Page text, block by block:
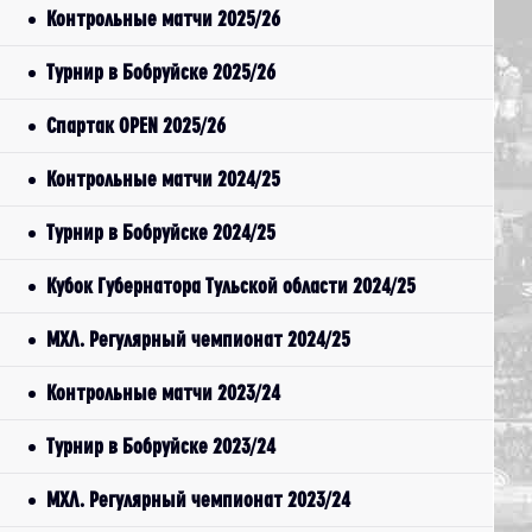
Контрольные матчи 2025/26
Турнир в Бобруйске 2025/26
Спартак OPEN 2025/26
Контрольные матчи 2024/25
Турнир в Бобруйске 2024/25
Кубок Губернатора Тульской области 2024/25
МХЛ. Регулярный чемпионат 2024/25
Контрольные матчи 2023/24
Турнир в Бобруйске 2023/24
МХЛ. Регулярный чемпионат 2023/24